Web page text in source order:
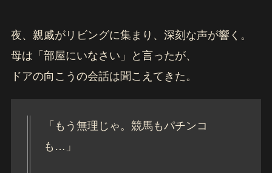
夜、親戚がリビングに集まり、深刻な声が響く。
母は「部屋にいなさい」と言ったが、
ドアの向こうの会話は聞こえてきた。
「もう無理じゃ。競馬もパチンコ
も…」